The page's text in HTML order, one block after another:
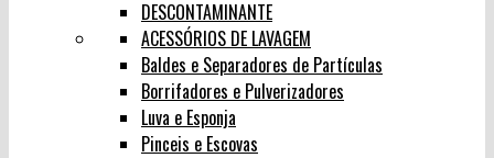
DESCONTAMINANTE
ACESSÓRIOS DE LAVAGEM
Baldes e Separadores de Partículas
Borrifadores e Pulverizadores
Luva e Esponja
Pinceis e Escovas